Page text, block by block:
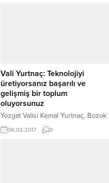
Vali Yurtnaç: Teknolojiyi
üretiyorsanız başarılı ve
gelişmiş bir toplum
oluyorsunuz
Yozgat Valisi Kemal Yurtnaç, Bozok
Üniversitesinin 11 yıllık bir
üniversite olmasına rağmen
06.03.2017 0